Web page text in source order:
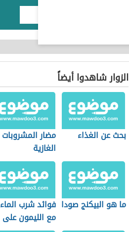
الزوار شاهدوا أيضاً
بحث عن الغذاء
مضار المشروبات
الغازية
ما هو البيكنج صودا فوائد شرب الماء
مع الليمون على